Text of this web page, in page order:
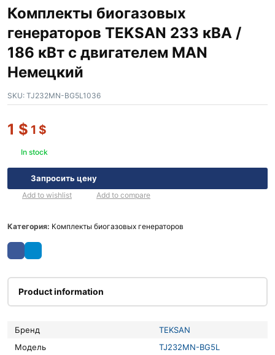
Комплекты биогазовых
генераторов TEKSAN 233 кВА /
186 кВт с двигателем MAN
Немецкий
SKU: TJ232MN-BG5L1036
1 $ 1 $
In stock
Запросить цену
Add to wishlist Add to compare
Категория: Комплекты биогазовых генераторов
Product information
Бренд
TEKSAN
Модель
TJ232MN-BG5L